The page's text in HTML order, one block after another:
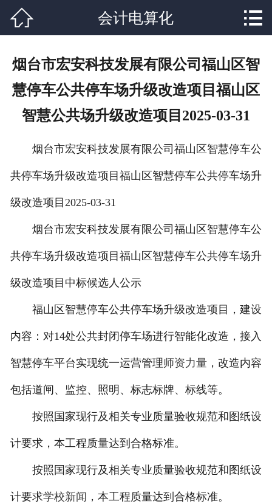
联系我们
在线报名
 会计电算化 
烟台市宏安科技发展有限公司福山区智
慧停车公共停车场升级改造项目福山区
智慧公共场升级改造项目2025-03-31
烟台市宏安科技发展有限公司福山区智慧停车公
共停车场升级改造项目福山区智慧停车公共停车场升
级改造项目2025-03-31
烟台市宏安科技发展有限公司福山区智慧停车公
共停车场升级改造项目福山区智慧停车公共停车场升
级改造项目中标候选人公示
福山区智慧停车公共停车场升级改造项目，建设
内容：对14处公共封闭停车场进行智能化改造，接入
智慧停车平台实现统一运营管理师资力量，改造内容
包括道闸、监控、照明、标志标牌、标线等。
按照国家现行及相关专业质量验收规范和图纸设
计要求，本工程质量达到合格标准。
按照国家现行及相关专业质量验收规范和图纸设
计要求学校新闻 ，本工程质量达到合格标准。